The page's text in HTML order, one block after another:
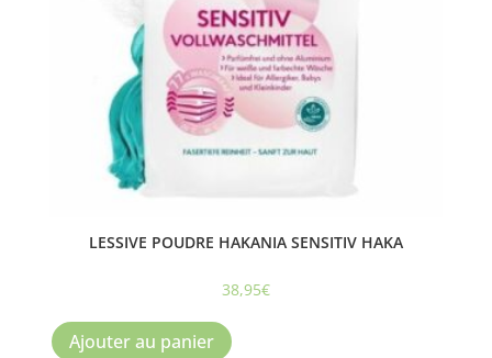
LESSIVE POUDRE HAKANIA SENSITIV HAKA
38,95€
Ajouter au panier